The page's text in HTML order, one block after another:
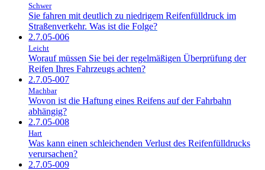
Schwer
Sie fahren mit deutlich zu niedrigem Reifenfülldruck im
Straßenverkehr. Was ist die Folge?
2.7.05-006
Leicht
Worauf müssen Sie bei der regelmäßigen Überprüfung der
Reifen Ihres Fahrzeugs achten?
2.7.05-007
Machbar
Wovon ist die Haftung eines Reifens auf der Fahrbahn
abhängig?
2.7.05-008
Hart
Was kann einen schleichenden Verlust des Reifenfülldrucks
verursachen?
2.7.05-009